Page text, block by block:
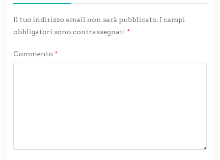
Il tuo indirizzo email non sarà pubblicato. I campi
obbligatori sono contrassegnati *
Commento *